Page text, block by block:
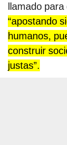
llamado
“apostando
humanos,
construir
justas”.